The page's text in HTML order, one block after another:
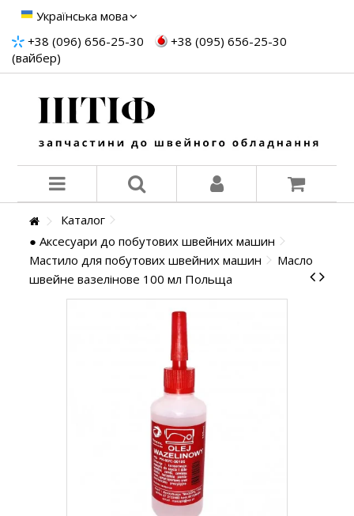
Українська мова
+38 (096) 656-25-30
+38 (095) 656-25-30
(вайбер)
Каталог
● Аксесуари до побутових швейних машин
Мастило для побутових швейних машин
Масло
швейне вазелінове 100 мл Польща